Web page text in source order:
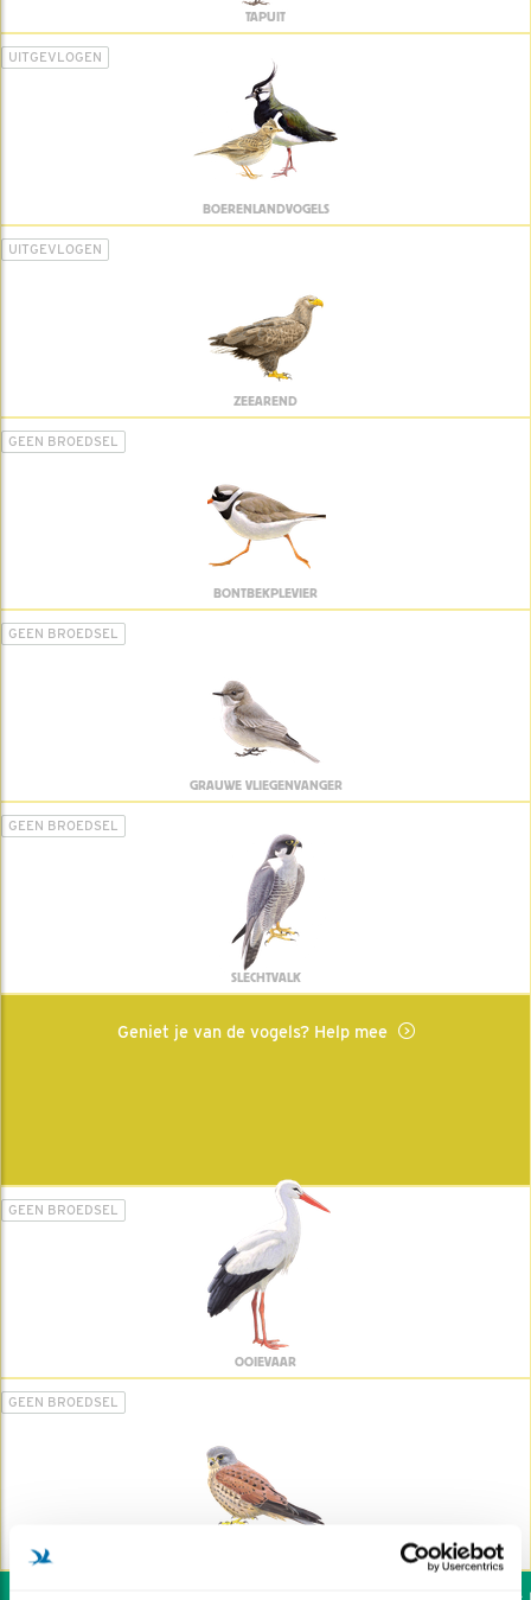
TAPUIT
UITGEVLOGEN
BOERENLANDVOGELS
UITGEVLOGEN
ZEEAREND
GEEN BROEDSEL
BONTBEKPLEVIER
GEEN BROEDSEL
GRAUWE VLIEGENVANGER
GEEN BROEDSEL
SLECHTVALK
Geniet je van de vogels? Help mee
GEEN BROEDSEL
OOIEVAAR
GEEN BROEDSEL